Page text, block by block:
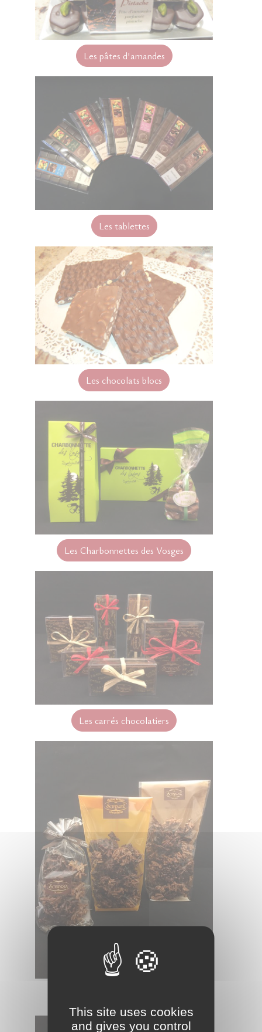
Les pâtes d'amandes
Les tablettes
Les chocolats blocs
Les Charbonnettes des Vosges
Les carrés chocolatiers
This site uses cookies
and gives you control